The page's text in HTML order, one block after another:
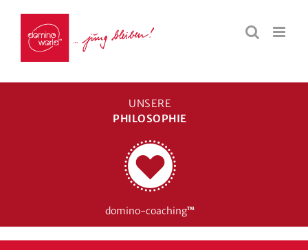
UNSERE
PHILOSOPHIE
domino-coachingTM